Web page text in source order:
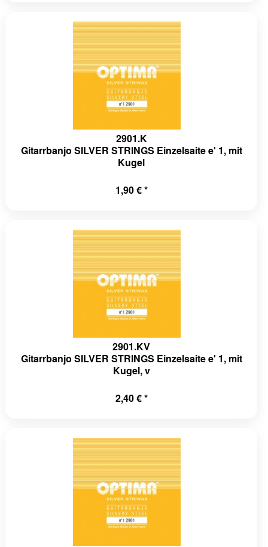
2901.K
Gitarrbanjo SILVER STRINGS Einzelsaite e' 1, mit
Kugel
1,90 € *
2901.KV
Gitarrbanjo SILVER STRINGS Einzelsaite e' 1, mit
Kugel, v
2,40 € *